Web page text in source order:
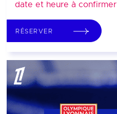
date et heure à confirmer
RÉSERVER